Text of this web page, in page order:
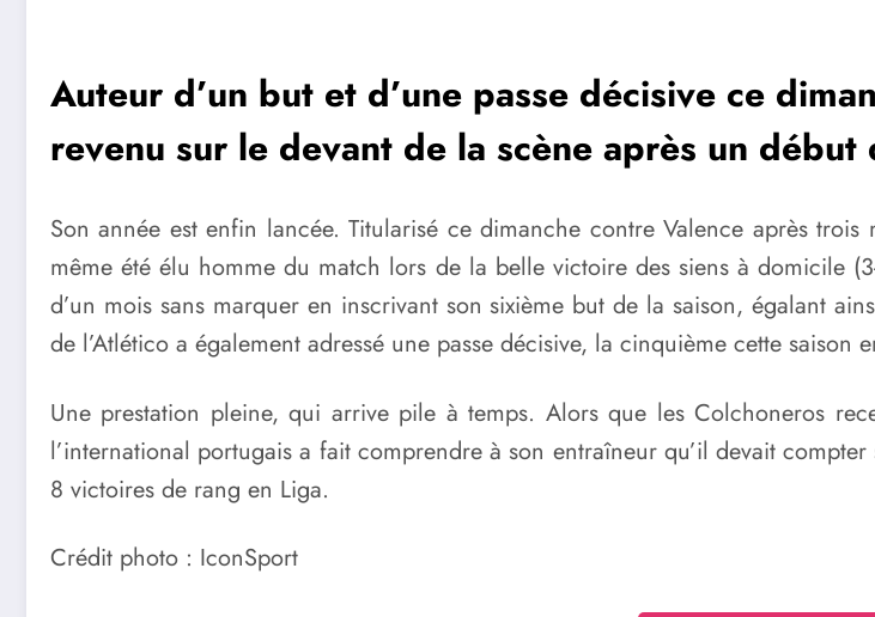
Auteur d’un but et d’une passe décisive ce
revenu sur le devant de la scène après un début
Son année est enfin lancée. Titularisé ce dimanche contre Valence après
même été élu homme du match lors de la belle victoire des siens à domicile
d’un mois sans marquer en inscrivant son sixième but de la saison, égalant
de l’Atlético a également adressé une passe décisive, la cinquième cette saison
Une prestation pleine, qui arrive pile à temps. Alors que les Colchoneros
l’international portugais a fait comprendre à son entraîneur qu’il devait
8 victoires de rang en Liga.
Crédit photo : IconSport